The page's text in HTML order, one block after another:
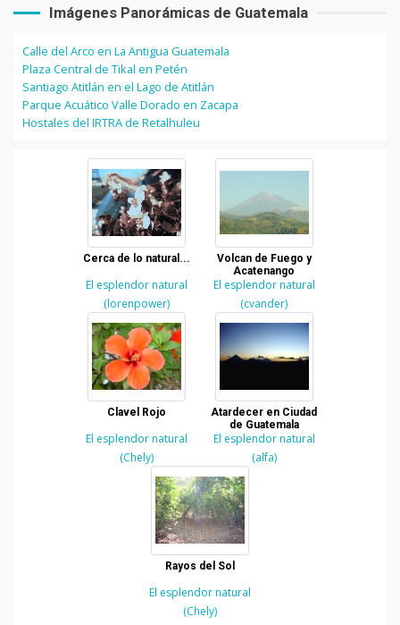
Imágenes Panorámicas de Guatemala
Calle del Arco en La Antigua Guatemala
Plaza Central de Tikal en Petén
Santiago Atitlán en el Lago de Atitlán
Parque Acuático Valle Dorado en Zacapa
Hostales del IRTRA de Retalhuleu
Cerca de lo natural...
El esplendor natural
(lorenpower)
Volcan de Fuego y
Acatenango
El esplendor natural
(cvander)
Clavel Rojo
El esplendor natural
(Chely)
Atardecer en Ciudad
de Guatemala
El esplendor natural
(alfa)
Rayos del Sol
El esplendor natural
(Chely)